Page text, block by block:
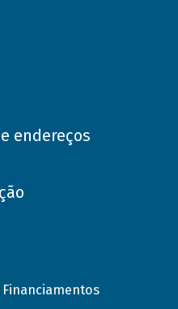
endereços
Financiamentos